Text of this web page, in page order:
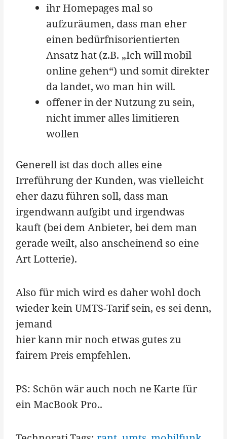
ihr Homepages mal so
aufzuräumen, dass man eher
einen bedürfnisorientierten
Ansatz hat (z.B. „Ich will mobil
online gehen“) und somit direkter
da landet, wo man hin will.
offener in der Nutzung zu sein,
nicht immer alles limitieren
wollen
Generell ist das doch alles eine
Irreführung der Kunden, was vielleicht
eher dazu führen soll, dass man
irgendwann aufgibt und irgendwas
kauft (bei dem Anbieter, bei dem man
gerade weilt, also anscheinend so eine
Art Lotterie).
Also für mich wird es daher wohl doch
wieder kein UMTS-Tarif sein, es sei denn,
jemand
hier kann mir noch etwas gutes zu
fairem Preis empfehlen.
PS: Schön wär auch noch ne Karte für
ein MacBook Pro..